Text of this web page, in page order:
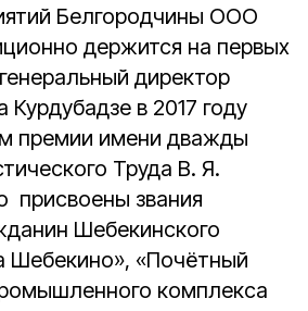
Белгородчины ООО
держится на первых
директор
в 2017 году
премии имени дважды
Труда В. Я.
присвоены звания
Шебекинского
Шебекино», «Почётный
комплекса